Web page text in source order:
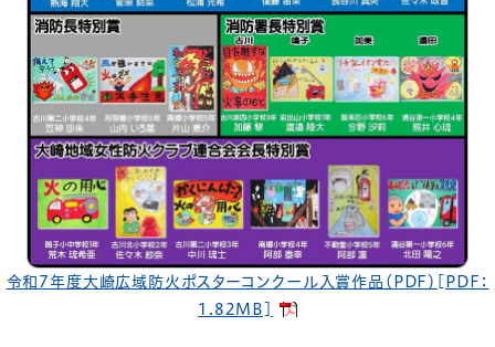
令和7年度大崎広域防火ポスターコンクール入賞作品（PDF）[PDF：
1.82MB]